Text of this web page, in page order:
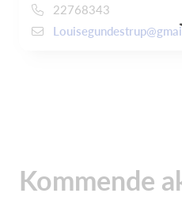
22768343
Kommende